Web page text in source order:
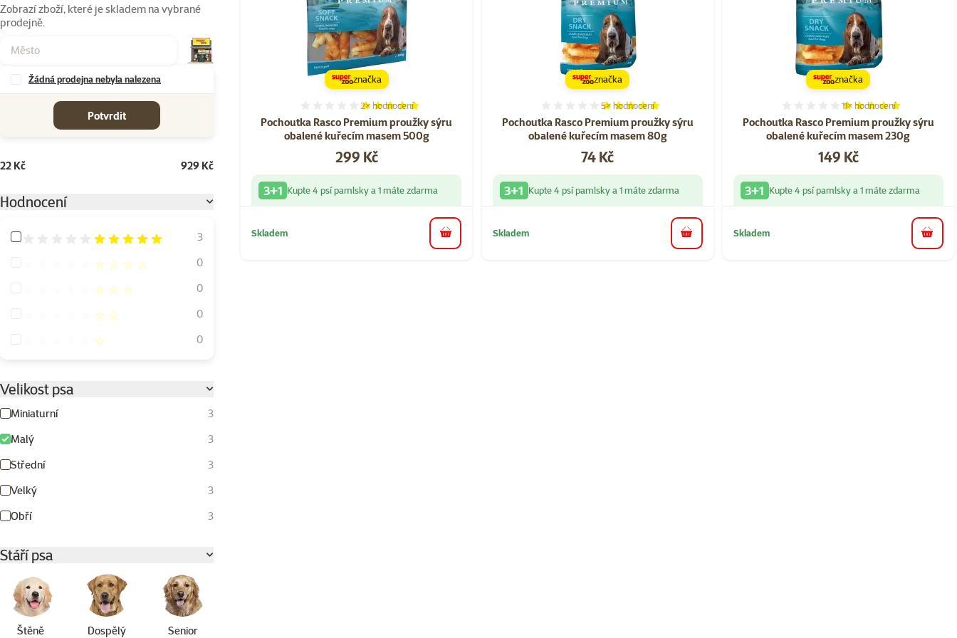
Zobrazí zboží, které je skladem na vybrané
prodejně.
Žádná prodejna nebyla nalezena
Potvrdit
22 Kč 929 Kč
Hodnocení
Hodnocení 100%
3
Hodnocení 80%
0
Hodnocení 60%
0
Hodnocení 40%
0
Hodnocení 20%
0
Velikost psa
Miniaturní
3
Malý
3
Střední
3
Velký
3
Obří
3
Stáří psa
Štěně Dospělý Senior
Pochoutka Rasco Premium proužky sýru
obalené kuřecím masem 500g
Hodnocení 100%, počet hodnocení: 2
2× hodnocení
Cena
299 Kč
značka
3+1 Kupte 4 psí pamlsky a 1 máte zdarma
Skladem do košíku
Pochoutka Rasco Premium proužky sýru
obalené kuřecím masem 80g
Hodnocení 100%, počet hodnocení: 5
5× hodnocení
Cena
74 Kč
značka
3+1 Kupte 4 psí pamlsky a 1 máte zdarma
Skladem do košíku
Pochoutka Rasco Premium proužky sýru
obalené kuřecím masem 230g
Hodnocení 100%, počet
11× hodnocení
Cena
149 Kč
značka
3+1 Kupte 4 psí pamlsky a 1 máte zdarma
Skladem do